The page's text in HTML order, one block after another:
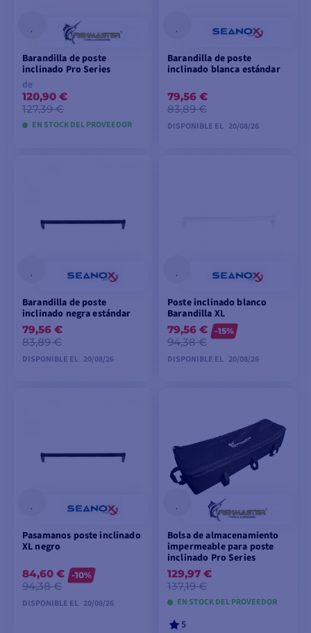
Barandilla de poste
inclinado Pro Series
de
120,90 €
127,39 €
EN STOCK DEL PROVEEDOR
Barandilla de poste
inclinado blanca estándar
79,56 €
83,89 €
DISPONIBLE EL 20/08/26
Barandilla de poste
inclinado negra estándar
79,56 €
83,89 €
DISPONIBLE EL 20/08/26
Poste inclinado blanco
Barandilla XL
79,56 €
94,38 €
-15%
DISPONIBLE EL 20/08/26
ANTICIPADO
Pasamanos poste inclinado
XL negro
84,60 €
94,38 €
-10%
DISPONIBLE EL 20/08/26
Bolsa de almacenamiento
impermeable para poste
inclinado Pro Series
129,97 €
137,19 €
EN STOCK DEL PROVEEDOR
5